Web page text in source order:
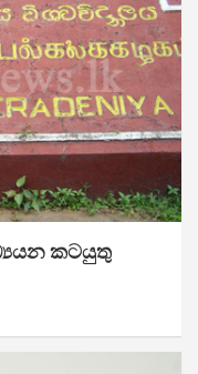
කටයුතු